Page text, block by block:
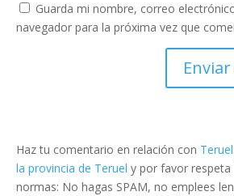
Guarda mi nombre, correo
navegador para la próxima vez que
Haz tu comentario en relación con
la provincia de Teruel y por favor respeta
normas: No hagas SPAM, no emplees